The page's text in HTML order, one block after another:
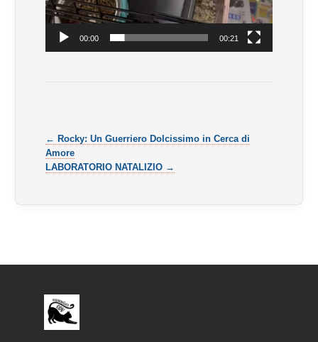
00:00 00:21
← Rocky: Un Guerriero Dolcissimo in Cerca di
Amore
LABORATORIO NATALIZIO →